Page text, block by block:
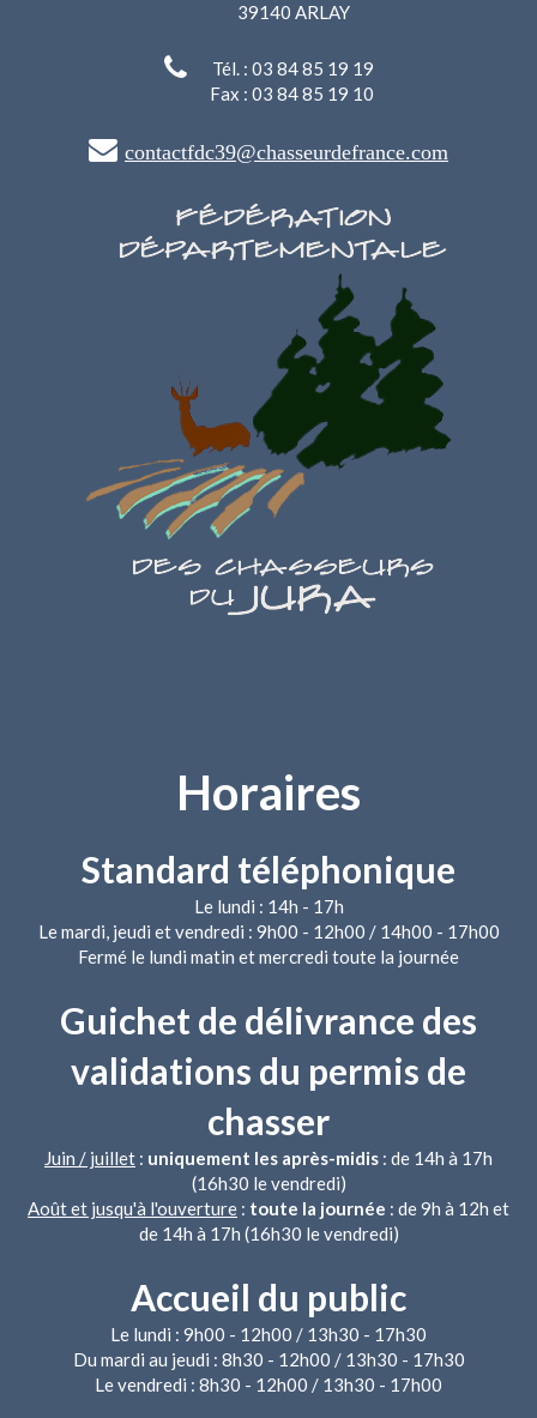
39140 ARLAY
Tél. : 03 84 85 19 19
Fax : 03 84 85 19 10
contactfdc39@chasseurdefrance.com
Horaires
Standard téléphonique
Le lundi : 14h - 17h
Le mardi, jeudi et vendredi : 9h00 - 12h00 / 14h00 - 17h00
Fermé le lundi matin et mercredi toute la journée
Guichet de délivrance des
validations du permis de
chasser
Juin / juillet : uniquement les après-midis : de 14h à 17h
(16h30 le vendredi)
Août et jusqu'à l'ouverture : toute la journée : de 9h à 12h et
de 14h à 17h (16h30 le vendredi)
Accueil du public
Le lundi : 9h00 - 12h00 / 13h30 - 17h30
Du mardi au jeudi : 8h30 - 12h00 / 13h30 - 17h30
Le vendredi : 8h30 - 12h00 / 13h30 - 17h00